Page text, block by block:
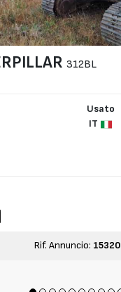
312BL
Usato
IT
Rif. Annuncio: 15320